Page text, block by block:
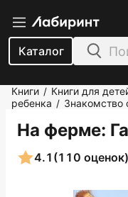
Каталог
Книги / Книги для
ребенка / Знакомство
На ферме:
4.1 (110 оценок)